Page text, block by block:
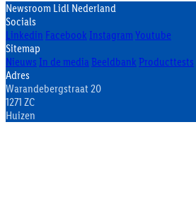
Newsroom Lidl Nederland
Socials
Linkedin Facebook Instagram Youtube
Sitemap
Nieuws In de media Beeldbank Producttests
Adres
Warandebergstraat 20
1271 ZC
Huizen